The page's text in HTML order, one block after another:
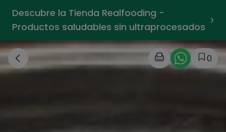
Descubre la Tienda Realfooding -
Productos saludables sin ultraprocesados ›
0